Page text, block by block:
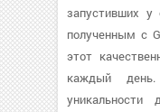
запустивших
полученным с
этот
каждый